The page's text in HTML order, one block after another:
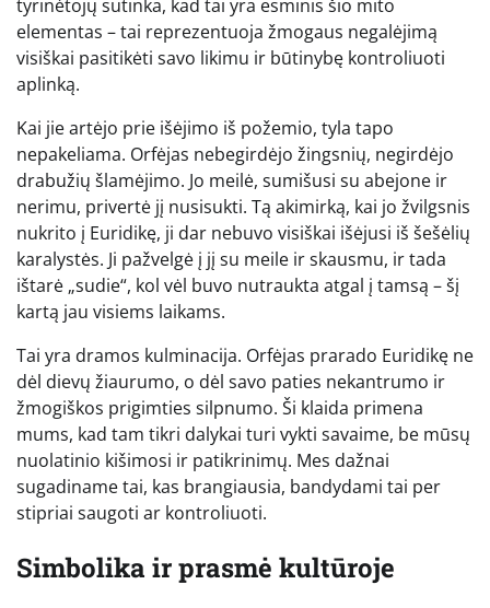
tyrinėtojų sutinka, kad tai yra esminis šio mito
elementas – tai reprezentuoja žmogaus negalėjimą
visiškai pasitikėti savo likimu ir būtinybę kontroliuoti
aplinką.
Kai jie artėjo prie išėjimo iš požemio, tyla tapo
nepakeliama. Orfėjas nebegirdėjo žingsnių, negirdėjo
drabužių šlamėjimo. Jo meilė, sumišusi su abejone ir
nerimu, privertė jį nusisukti. Tą akimirką, kai jo žvilgsnis
nukrito į Euridikę, ji dar nebuvo visiškai išėjusi iš šešėlių
karalystės. Ji pažvelgė į jį su meile ir skausmu, ir tada
ištarė „sudie“, kol vėl buvo nutraukta atgal į tamsą – šį
kartą jau visiems laikams.
Tai yra dramos kulminacija. Orfėjas prarado Euridikę ne
dėl dievų žiaurumo, o dėl savo paties nekantrumo ir
žmogiškos prigimties silpnumo. Ši klaida primena
mums, kad tam tikri dalykai turi vykti savaime, be mūsų
nuolatinio kišimosi ir patikrinimų. Mes dažnai
sugadiname tai, kas brangiausia, bandydami tai per
stipriai saugoti ar kontroliuoti.
Simbolika ir prasmė kultūroje